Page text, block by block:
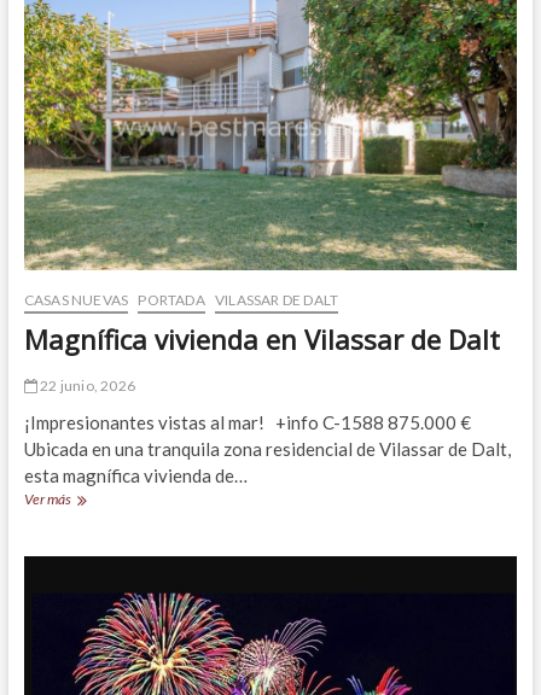
Vicenç
de
Montalt
CASAS NUEVAS PORTADA VILASSAR DE DALT
Magnífica vivienda en Vilassar de Dalt
22 junio, 2026
¡Impresionantes vistas al mar! +info C-1588 875.000 €
Ubicada en una tranquila zona residencial de Vilassar de Dalt,
esta magnífica vivienda de…
Ver másMagnífica